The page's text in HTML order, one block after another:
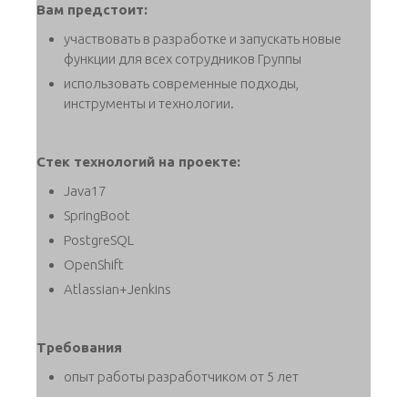
Вам предстоит:
участвовать в разработке и запускать новые
функции для всех сотрудников Группы
использовать современные подходы,
инструменты и технологии.
Стек технологий на проекте:
Java17
SpringBoot
PostgreSQL
OpenShift
Atlassian+Jenkins
Требования
опыт работы разработчиком от 5 лет